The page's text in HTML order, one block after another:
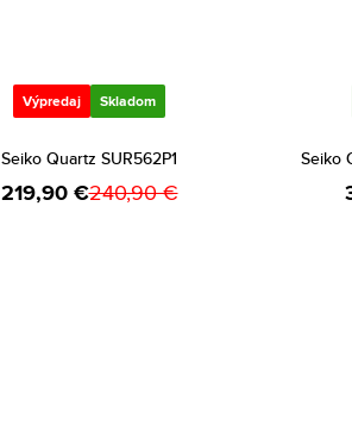
Výpredaj Skladom
Seiko Quartz SUR562P1
219,90 €240,90 €
Seiko